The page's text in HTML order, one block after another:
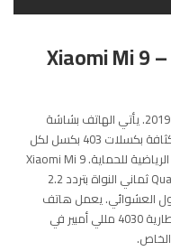
مراجعة موبايل شاومى – Xiaomi Mi 9
تم إطلاق موبايل Xiaomi Mi 9 Lite في سبتمبر 2019. يأتي الهاتف بشاشة
مقاس 6.39 بوصة بدقة 1080 × 2340 بكسل بكثافة بكسلات 403 بكسل لكل
بوصة (نقطة في البوصة). شاشة زجاج الغوريلا الرياضية للحماية. Xiaomi Mi 9
Lite مدعوم بمعالج Qualcomm Snapdragon 710 ثماني النواة بتردد 2.2
الوصول العشوائي. يعمل هاتف
Xiaomi Mi 9 Lite بنظام Android Pie ويعمل ببطارية 4030 مللي أمبير في